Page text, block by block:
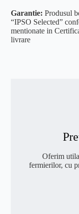
Garantie: Produsul
“IPSO Selected”
mentionate in
livrare
Oferim
fermierilor, cu